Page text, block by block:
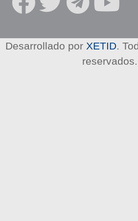
R
E
Desarrollado por XETID .
reservados.